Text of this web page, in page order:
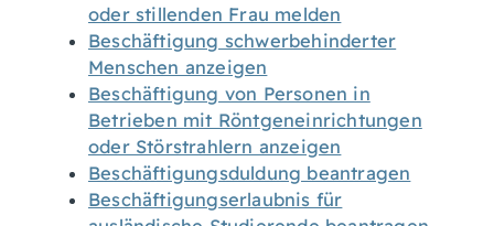
oder stillenden Frau melden
Beschäftigung schwerbehinderter
Menschen anzeigen
Beschäftigung von Personen in
Betrieben mit Röntgeneinrichtungen
oder Störstrahlern anzeigen
Beschäftigungsduldung beantragen
Beschäftigungserlaubnis für